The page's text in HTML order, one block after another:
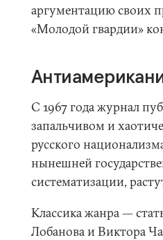
аргументацию своих
«Молодой гвардии»
С 1967 года журнал
запальчивом и
русского
нынешней
систематизации,
Классика жанра —
Лобанова и Виктора